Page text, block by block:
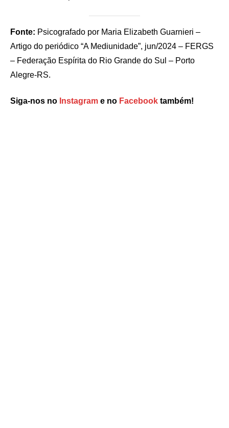
Fonte: Psicografado por Maria Elizabeth Guarnieri –
Artigo do periódico “A Mediunidade”, jun/2024 – FERGS
– Federação Espírita do Rio Grande do Sul – Porto
Alegre-RS.
Siga-nos no Instagram e no Facebook também!